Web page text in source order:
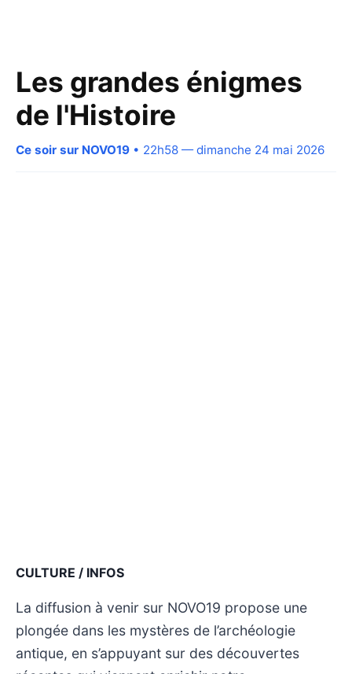
Les grandes énigmes
de l'Histoire
Ce soir sur NOVO19 • 22h58 — dimanche 24 mai 2026
CULTURE / INFOS
La diffusion à venir sur NOVO19 propose une
plongée dans les mystères de l’archéologie
antique, en s’appuyant sur des découvertes